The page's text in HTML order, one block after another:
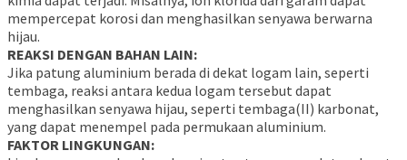
mempercepat korosi dan menghasilkan senyawa berwarna
hijau.
REAKSI DENGAN BAHAN LAIN:
Jika patung aluminium berada di dekat logam lain, seperti
tembaga, reaksi antara kedua logam tersebut dapat
menghasilkan senyawa hijau, seperti tembaga(II) karbonat,
yang dapat menempel pada permukaan aluminium.
FAKTOR LINGKUNGAN: